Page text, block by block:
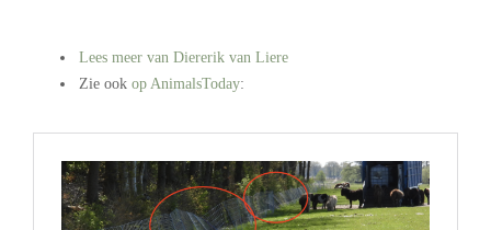
Lees meer van Diererik van Liere
Zie ook op AnimalsToday: